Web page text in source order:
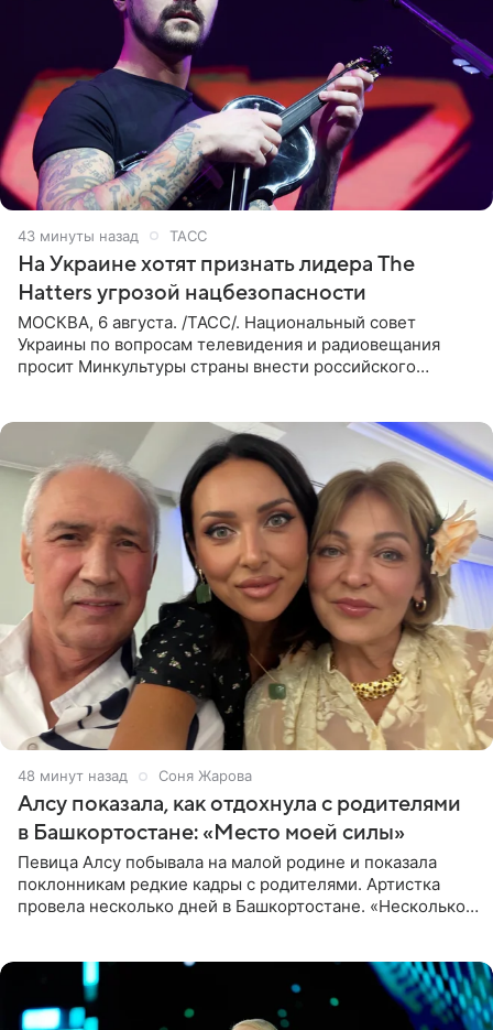
43 минуты назад ТАСС
На Украине хотят признать лидера The
Hatters угрозой нацбезопасности
МОСКВА, 6 августа. /ТАСС/. Национальный совет
Украины по вопросам телевидения и радиовещания
просит Минкультуры страны внести российского
48 минут назад Соня Жарова
Алсу показала, как отдохнула с родителями
в Башкортостане: «Место моей силы»
Певица Алсу побывала на малой родине и показала
поклонникам редкие кадры с родителями. Артистка
провела несколько дней в Башкортостане. «Несколько